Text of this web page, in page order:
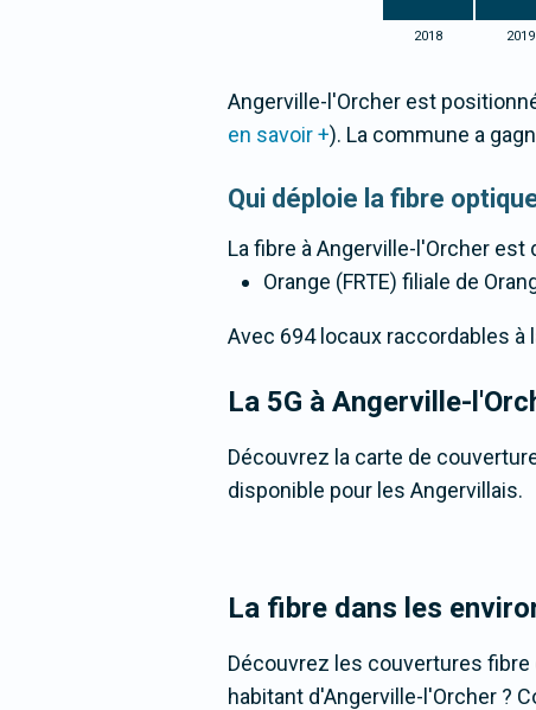
2018 2019
Angerville-l'Orcher est
en savoir +). La commune a
Qui déploie la fibre
La fibre à Angerville-l'Orcher est
Orange (FRTE) filiale de
Avec 694 locaux raccordables à
La 5G à Angerville-
Découvrez la carte de
disponible pour les Angervillais.
La fibre dans les
Découvrez les couvertures
habitant d'Angerville-l'Orcher ?